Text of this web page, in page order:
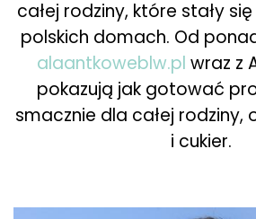
całej rodziny, które stały
polskich domach. Od
alaantkoweblw.pl wraz z
pokazują jak gotować
smacznie dla całej rodziny,
i cukier.